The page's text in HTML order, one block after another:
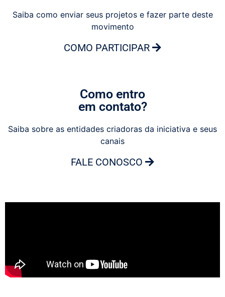
Saiba como enviar seus projetos e fazer parte deste
movimento
COMO PARTICIPAR
Como entro
em contato?
Saiba sobre as entidades criadoras da iniciativa e seus
canais
FALE CONOSCO